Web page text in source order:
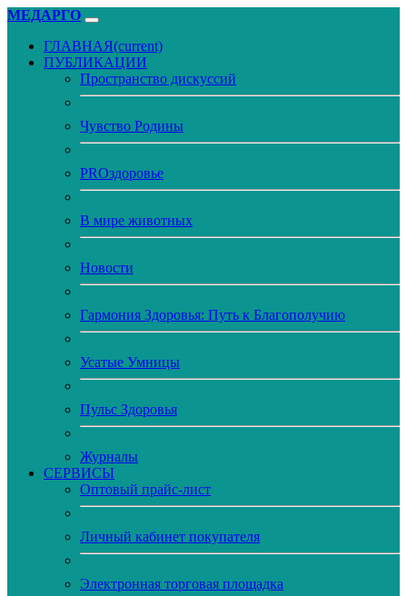
МЕДАРГО
ГЛАВНАЯ(current)
ПУБЛИКАЦИИ
Пространство дискуссий
Чувство Родины
PROздоровье
В мире животных
Новости
Гармония Здоровья: Путь к Благополучию
Усатые Умницы
Пульс Здоровья
Журналы
CЕРВИСЫ
Оптовый прайс-лист
Личный кабинет покупателя
Электронная торговая площадка